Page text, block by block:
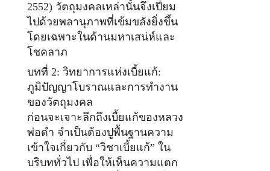
2552) วัตถุมงคลเหล่านั้นจึงเปี่ยม
ไปด้วยพลานุภาพที่เข้มขลังยิ่งขึ้น
โดยเฉพาะในด้านมหาเสน่ห์และ
โชคลาภ
บทที่ 2: วิทยาการแห่งเบี้ยแก้:
ภูมิปัญญาโบราณและการทำงาน
ของวัตถุมงคล
ก่อนจะเจาะลึกถึงเบี้ยแก้ของหลวง
พ่อดำ จำเป็นต้องปูพื้นฐานความ
เข้าใจเกี่ยวกับ “วิชาเบี้ยแก้” ใน
บริบททั่วไป เพื่อให้เห็นความแตก